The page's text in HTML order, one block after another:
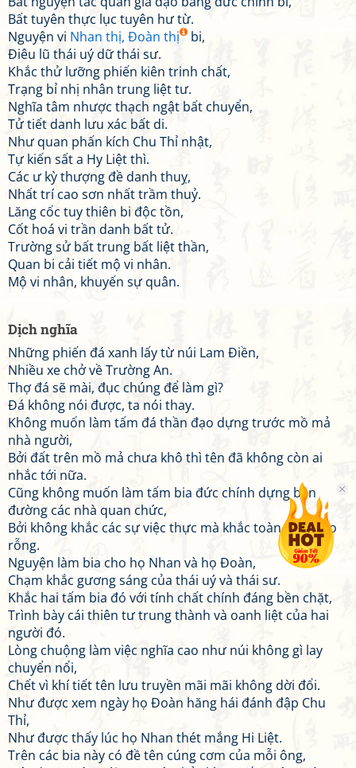
Bất tuyên thực lục tuyên hư từ.
Nguyện vi Nhan thị, Đoàn thị
bi,
Điêu lũ thái uý dữ thái sư.
Khắc thử lưỡng phiến kiên trinh chất,
Trạng bỉ nhị nhân trung liệt tư.
Nghĩa tâm nhược thạch ngật bất chuyển,
Tử tiết danh lưu xác bất di.
Như quan phấn kích Chu Thỉ nhật,
Tự kiến sất a Hy Liệt thì.
Các ư kỳ thượng đề danh thuỵ,
Nhất trí cao sơn nhất trầm thuỷ.
Lăng cốc tuy thiên bi độc tồn,
Cốt hoá vi trần danh bất tử.
Trường sử bất trung bất liệt thần,
Quan bi cải tiết mộ vi nhân.
Mộ vi nhân, khuyến sự quân.
Dịch nghĩa
Những phiến đá xanh lấy từ núi Lam Điền,
Nhiều xe chở về Trường An.
Thợ đá sẽ mài, đục chúng để làm gì?
Đá không nói được, ta nói thay.
Không muốn làm tấm đá thần đạo dựng trước mồ mả
nhà người,
Bởi đất trên mồ mả chưa khô thì tên đã không còn ai
nhắc tới nữa.
Cũng không muốn làm tấm bia đức chính dựng bên
đường các nhà quan chức,
Bởi không khắc các sự việc thực mà khắc toàn là lời sáo
rỗng.
Nguyện làm bia cho họ Nhan và họ Đoàn,
Chạm khắc gương sáng của thái uý và thái sư.
Khắc hai tấm bia đó với tính chất chính đáng bền chặt,
Trình bày cái thiên tư trung thành và oanh liệt của hai
người đó.
Lòng chuộng làm việc nghĩa cao như núi không gì lay
chuyển nổi,
Chết vì khí tiết tên lưu truyền mãi mãi không dời đổi.
Như được xem ngày họ Đoàn hăng hái đánh đập Chu
Thỉ,
Như được thấy lúc họ Nhan thét mắng Hi Liệt.
Trên các bia này có đề tên cúng cơm của mỗi ông,